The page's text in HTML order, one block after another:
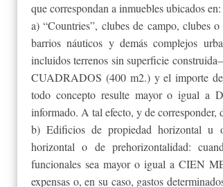
que correspondan a inmuebles ubicados en:
a) “Countries”, clubes de campo, clubes
barrios náuticos y demás complejos
incluidos terrenos sin superficie
CUADRADOS (400 m2.) y el importe de
todo concepto resulte mayor o igual a
informado. A tal efecto, y de corresponder,
b) Edificios de propiedad horizontal u
horizontal o de prehorizontalidad:
funcionales sea mayor o igual a CIEN
expensas o, en su caso, gastos